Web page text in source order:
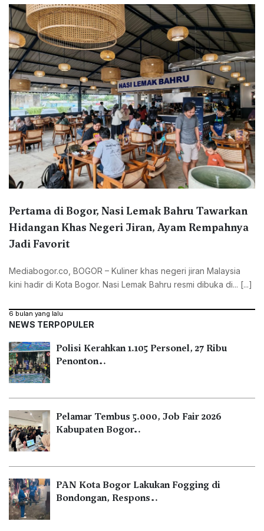
Pertama di Bogor, Nasi Lemak Bahru Tawarkan
Hidangan Khas Negeri Jiran, Ayam Rempahnya
Jadi Favorit
Mediabogor.co, ‎BOGOR – Kuliner khas negeri jiran Malaysia
kini hadir di Kota Bogor. Nasi Lemak Bahru resmi dibuka di... [...]
6 bulan yang lalu
NEWS TERPOPULER
Polisi Kerahkan 1.105 Personel, 27 Ribu
Penonton…
Pelamar Tembus 5.000, Job Fair 2026
Kabupaten Bogor…
PAN Kota Bogor Lakukan Fogging di
Bondongan, Respons…